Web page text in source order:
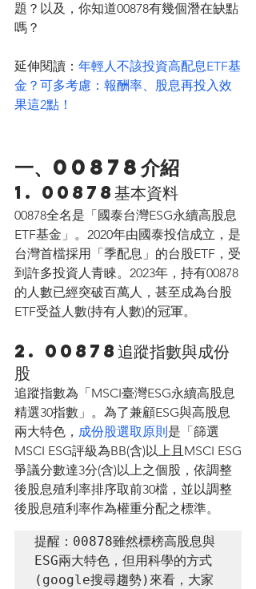
題？以及，你知道00878有幾個潛在缺點
嗎？
延伸閱讀： 年輕人不該投資高配息ETF基
金？可多考慮：報酬率、股息再投入效
果這2點！
一、00878介紹
1. 00878基本資料
00878全名是「國泰台灣ESG永續高股息
ETF基金」。2020年由國泰投信成立，是
台灣首檔採用「季配息」的台股ETF，受
到許多投資人青睞。2023年，持有00878
的人數已經突破百萬人，甚至成為台股
ETF受益人數(持有人數)的冠軍。
2. 00878追蹤指數與成份
股
追蹤指數為「MSCI臺灣ESG永續高股息
精選30指數」。為了兼顧ESG與高股息
兩大特色， 成份股選取原則 是「篩選
MSCI ESG評級為BB(含)以上且MSCI ESG
爭議分數達3分(含)以上之個股，依調整
後股息殖利率排序取前30檔，並以調整
後股息殖利率作為權重分配之標準。
提醒：00878雖然標榜高股息與
ESG兩大特色，但用科學的方式
(google搜尋趨勢)來看，大家